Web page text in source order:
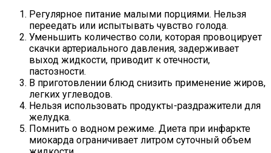
Регулярное питание малыми порциями. Нельзя
переедать или испытывать чувство голода.
Уменьшить количество соли, которая провоцирует
скачки артериального давления, задерживает
выход жидкости, приводит к отечности,
пастозности.
В приготовлении блюд снизить применение жиров,
легких углеводов.
Нельзя использовать продукты-раздражители для
желудка.
Помнить о водном режиме. Диета при инфаркте
миокарда ограничивает литром суточный объем